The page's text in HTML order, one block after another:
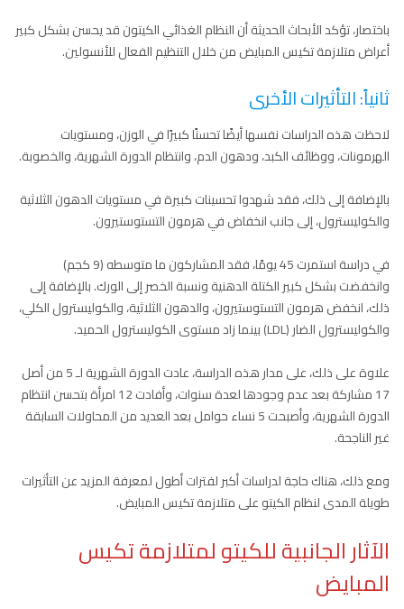
باختصار، تؤكد الأبحاث الحديثة أن النظام الغذائي الكيتون قد يحسن بشكل كبير
أعراض متلازمة تكيس المبايض من خلال التنظيم الفعال للأنسولين.
ثانياً: التأثيرات الأخرى
لاحظت هذه الدراسات نفسها أيضًا تحسنًا كبيرًا في الوزن، ومستويات
الهرمونات، ووظائف الكبد، ودهون الدم، وانتظام الدورة الشهرية، والخصوبة.
بالإضافة إلى ذلك، فقد شهدوا تحسينات كبيرة في مستويات الدهون الثلاثية
والكوليسترول، إلى جانب انخفاض في هرمون التستوستيرون.
في دراسة استمرت 45 يومًا، فقد المشاركون ما متوسطه (9 كجم)
وانخفضت بشكل كبير الكتلة الدهنية ونسبة الخصر إلى الورك. بالإضافة إلى
ذلك، انخفض هرمون التستوستيرون، والدهون الثلاثية، والكوليسترول الكلي،
والكوليسترول الضار (LDL) بينما زاد مستوى الكوليسترول الحميد.
علاوة على ذلك، على مدار هذه الدراسة، عادت الدورة الشهرية لـ 5 من أصل
17 مشاركة بعد عدم وجودها لعدة سنوات، وأفادت 12 امرأة بتحسن انتظام
الدورة الشهرية، وأصبحت 5 نساء حوامل بعد العديد من المحاولات السابقة
غير الناجحة.
ومع ذلك، هناك حاجة لدراسات أكبر لفترات أطول لمعرفة المزيد عن التأثيرات
طويلة المدى لنظام الكيتو على متلازمة تكيس المبايض.
الآثار الجانبية للكيتو لمتلازمة تكيس
المبايض